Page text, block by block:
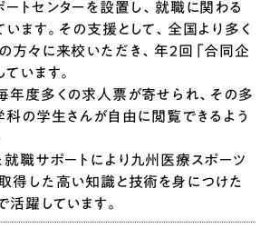
トセンターを設置し、就職に関わる
ます。その支援として、全国より多く
方々に来校いただき、年2回「合同企
います。
年度多くの求人票が寄せられ、その多
の学生さんが自由に閲覧できるよう
職サポートにより九州医療スポーツ
得した高い知識と技術を身につけた
躍しています。